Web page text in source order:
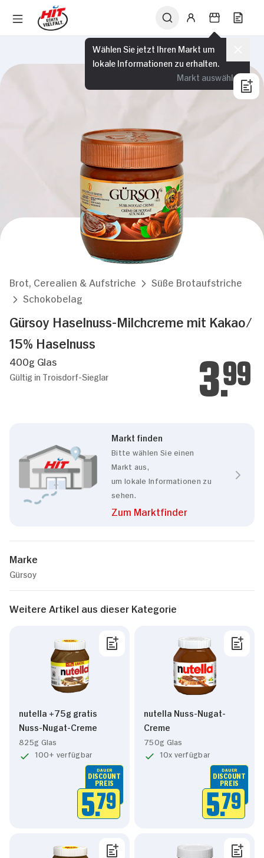
Wählen Sie jetzt Ihren Markt um
lokale Informationen zu erhalten.
Markt auswählen
Brot, Cerealien & Aufstriche
Süße Brotaufstriche
Schokobelag
Gürsoy Haselnuss-Milchcreme mit Kakao/
15% Haselnuss
400g Glas
Gültig in Troisdorf-Sieglar 3.99
Markt finden
Bitte wählen Sie einen
Markt aus,
um lokale Informationen zu
sehen.
Zum Marktfinder
Marke
Gürsoy
Weitere Artikel aus dieser Kategorie
nutella +75g gratis
Nuss-Nugat-Creme
825g Glas
100+ verfügbar
DAUER
DISCOUNT
PREIS
5.79
nutella Nuss-Nugat-
Creme
750g Glas
10x verfügbar
DAUER
DISCOUNT
PREIS
5.79